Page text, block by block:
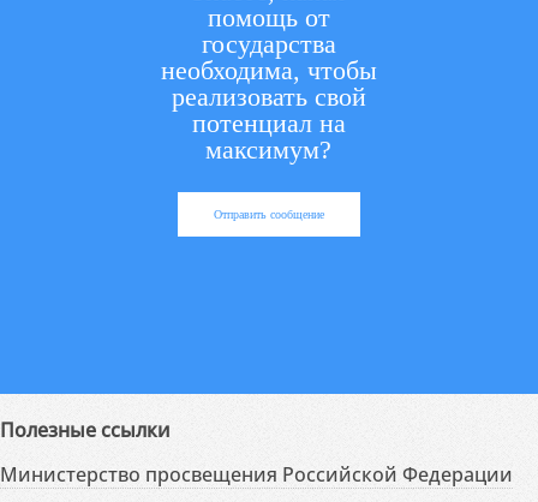
помощь от
государства
необходима, чтобы
реализовать свой
потенциал на
максимум?
Отправить сообщение
Полезные ссылки
Министерство просвещения Российской Федерации